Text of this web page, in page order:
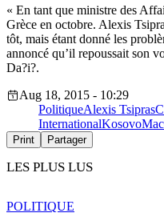
« En tant que ministre des
Grèce en octobre. Alexis
tôt, mais étant donné les
annoncé qu’il repoussait son
Da?i?.
Aug 18, 2015 - 10:29
PolitiqueAlexis Tsipras
InternationalKosovo
Print Partager
LES PLUS LUS
POLITIQUE